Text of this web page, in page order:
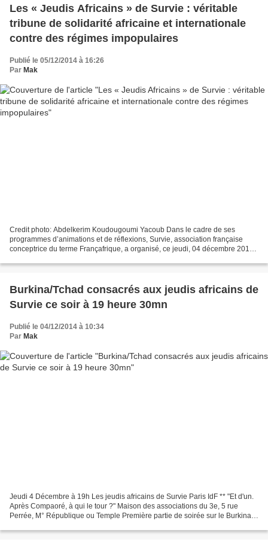
Les « Jeudis Africains » de Survie : véritable
tribune de solidarité africaine et internationale
contre des régimes impopulaires
Publié le 05/12/2014 à 16:26
Par Mak
Credit photo: Abdelkerim Koudougoumi Yacoub Dans le cadre de ses
programmes d’animations et de réflexions, Survie, association française
conceptrice du terme Françafrique, a organisé, ce jeudi, 04 décembre 2014,
Burkina/Tchad consacrés aux jeudis africains de
Survie ce soir à 19 heure 30mn
Publié le 04/12/2014 à 10:34
Par Mak
Jeudi 4 Décembre à 19h Les jeudis africains de Survie Paris IdF ** "Et d'un.
Après Compaoré, à qui le tour ?" Maison des associations du 3e, 5 rue
Perrée, M° République ou Temple Première partie de soirée sur le Burkina